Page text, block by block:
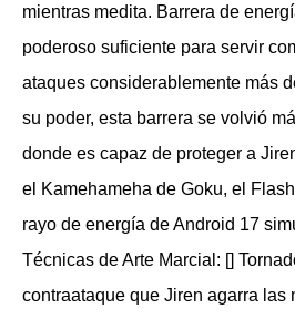
mientras medita. Barrera de
poderoso suficiente para servir
ataques considerablemente más
su poder, esta barrera se volvió
donde es capaz de proteger a
el Kamehameha de Goku, el
rayo de energía de Android 17
Técnicas de Arte Marcial: []
contraataque que Jiren agarra las